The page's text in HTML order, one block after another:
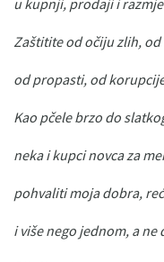
u kupnji, prodaji i
Zaštitite od očiju zlih,
od propasti, od
Kao pčele brzo do
neka i kupci novca za
pohvaliti moja dobra,
i više nego jednom, a ne